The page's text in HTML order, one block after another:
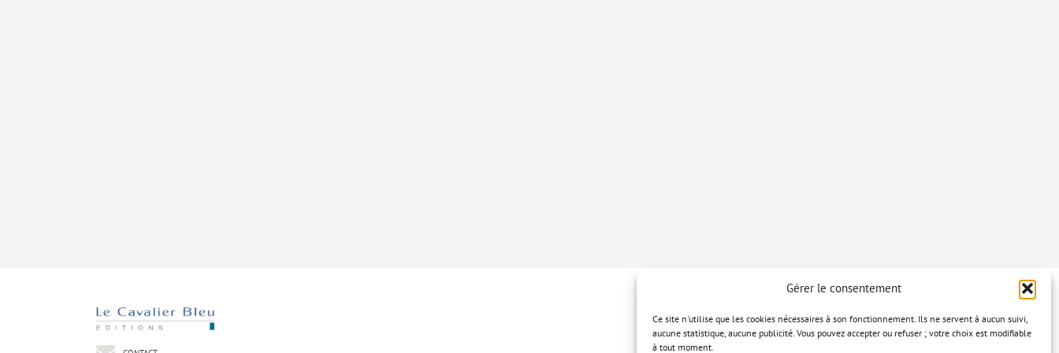
Gérer le consentement
Ce site n'utilise que les cookies nécessaires à son fonctionnement. Ils ne servent à aucun suivi,
aucune statistique, aucune publicité. Vous pouvez accepter ou refuser ; votre choix est modifiable
à tout moment.
Politique de confidentialité